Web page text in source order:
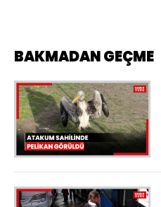
BAKMADAN GEÇME